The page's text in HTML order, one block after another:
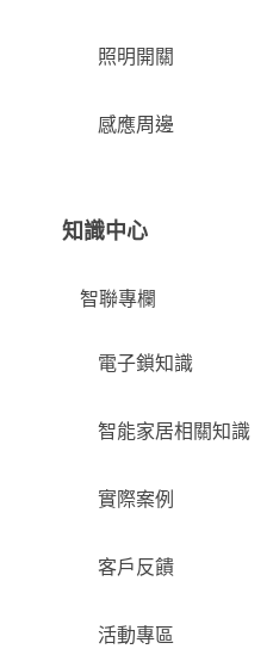
照明開關
感應周邊
知識中心
智聯專欄
電子鎖知識
智能家居相關知識
實際案例
客戶反饋
活動專區